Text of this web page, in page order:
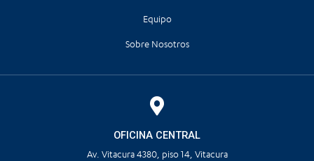
Equipo
Sobre Nosotros
OFICINA CENTRAL
Av. Vitacura 4380, piso 14, Vitacura